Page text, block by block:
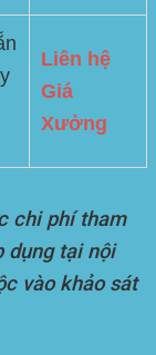
Liên hệ
Giá
Xưởng
chi phí tham
dụng tại nội
vào khảo sát